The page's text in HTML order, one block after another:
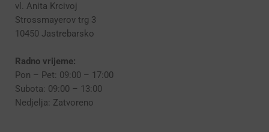
vl. Anita Krcivoj
Strossmayerov trg 3
10450 Jastrebarsko
Radno vrijeme:
Pon – Pet: 09:00 – 17:00
Subota: 09:00 – 13:00
Nedjelja: Zatvoreno